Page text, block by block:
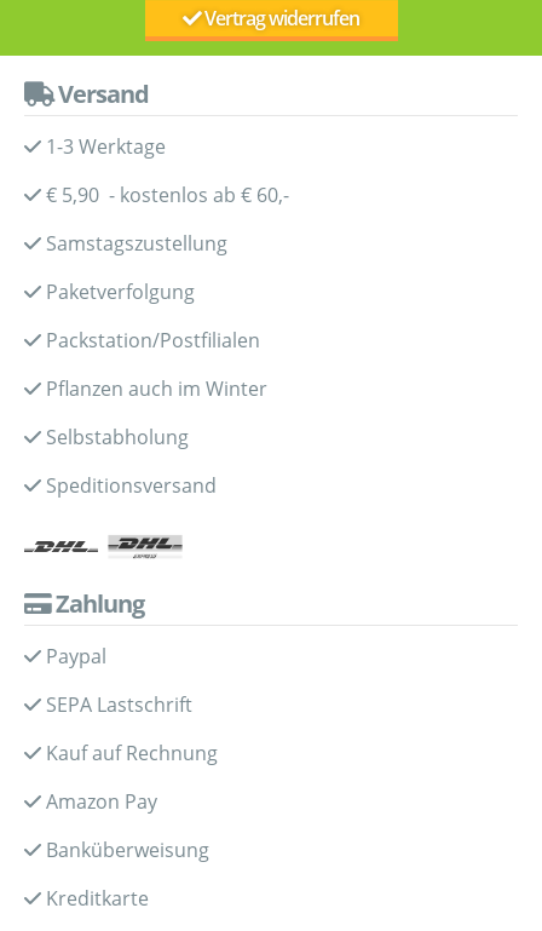
Vertrag widerrufen
Versand
1-3 Werktage
€ 5,90 - kostenlos ab € 60,-
Samstagszustellung
Paketverfolgung
Packstation/Postfilialen
Pflanzen auch im Winter
Selbstabholung
Speditionsversand
Zahlung
Paypal
SEPA Lastschrift
Kauf auf Rechnung
Amazon Pay
Banküberweisung
Kreditkarte